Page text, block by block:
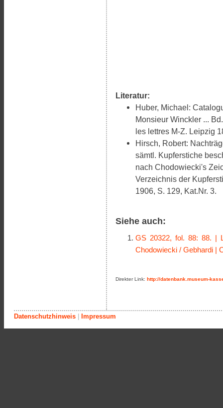
Literatur:
Huber, Michael:
Monsieur Winckler ...
les lettres M-Z. Leipzig
Hirsch, Robert:
sämtl. Kupferstiche
nach Chodowiecki's
Verzeichnis der
1906, S. 129, Kat.Nr. 3.
Siehe auch:
GS 20322, fol. 88: 88. |
Chodowiecki / Gebhardi |
Direkter Link: http://datenbank.museum-
Datenschutzhinweis | Impressum